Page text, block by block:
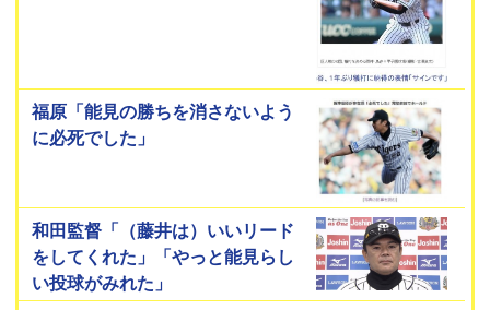
福原「能見の勝ちを消さないよう
に必死でした」
和田監督「（藤井は）いいリード
をしてくれた」「やっと能見らし
い投球がみれた」